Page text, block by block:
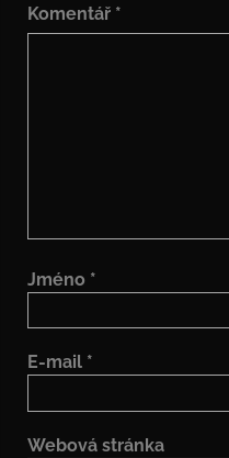
Komentář *
Jméno *
E-mail *
Webová stránka